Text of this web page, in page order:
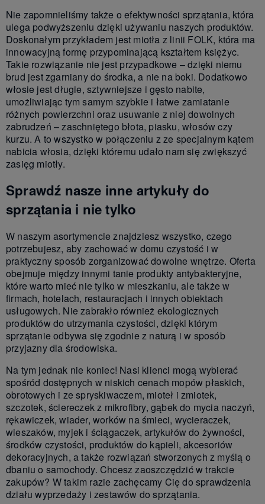
Nie zapomnieliśmy także o efektywności sprzątania, która
ulega podwyższeniu dzięki używaniu naszych produktów.
Doskonałym przykładem jest miotła z linii FOLK, która ma
innowacyjną formę przypominającą kształtem księżyc.
Takie rozwiązanie nie jest przypadkowe – dzięki niemu
brud jest zgarniany do środka, a nie na boki. Dodatkowo
włosie jest długie, sztywniejsze i gęsto nabite,
umożliwiając tym samym szybkie i łatwe zamiatanie
różnych powierzchni oraz usuwanie z niej dowolnych
zabrudzeń – zaschniętego błota, piasku, włosów czy
kurzu. A to wszystko w połączeniu z ze specjalnym kątem
nabicia włosia, dzięki któremu udało nam się zwiększyć
zasięg miotły.
Sprawdź nasze inne artykuły do
sprzątania i nie tylko
W naszym asortymencie znajdziesz wszystko, czego
potrzebujesz, aby zachować w domu czystość i w
praktyczny sposób zorganizować dowolne wnętrze. Oferta
obejmuje między innymi tanie produkty antybakteryjne,
które warto mieć nie tylko w mieszkaniu, ale także w
firmach, hotelach, restauracjach i innych obiektach
usługowych. Nie zabrakło również ekologicznych
produktów do utrzymania czystości, dzięki którym
sprzątanie odbywa się zgodnie z naturą i w sposób
przyjazny dla środowiska.
Na tym jednak nie koniec! Nasi klienci mogą wybierać
spośród dostępnych w niskich cenach mopów płaskich,
obrotowych i ze spryskiwaczem, mioteł i zmiotek,
szczotek, ściereczek z mikrofibry, gąbek do mycia naczyń,
rękawiczek, wiader, worków na śmieci, wycieraczek,
wieszaków, myjek i ściągaczek, artykułów do żywności,
środków czystości, produktów do kąpieli, akcesoriów
dekoracyjnych, a także rozwiązań stworzonych z myślą o
dbaniu o samochody. Chcesz zaoszczędzić w trakcie
zakupów? W takim razie zachęcamy Cię do sprawdzenia
działu wyprzedaży i zestawów do sprzątania.